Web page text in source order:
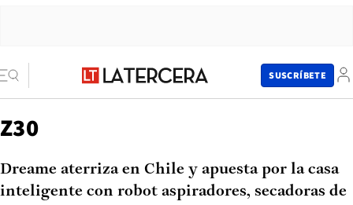
SUSCRÍBETE
Z30
Dreame aterriza en Chile y apuesta por la casa
inteligente con robot aspiradores, secadoras de